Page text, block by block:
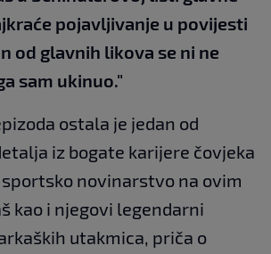
pojavljivanje u povijesti
od glavnih likova se ni ne
sam ukinuo."
ostala je jedan od
iz bogate karijere čovjeka
novinarstvo na ovim
kao i njegovi legendarni
utakmica, priča o